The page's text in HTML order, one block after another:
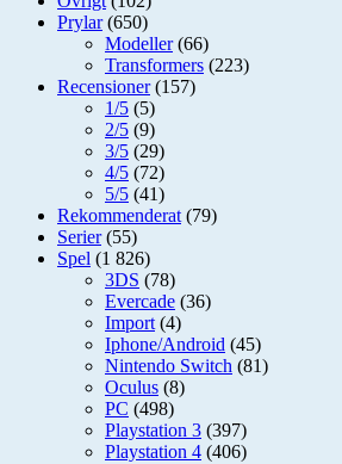
Prylar(650)
Modeller(66)
Transformers (223)
Recensioner(157)
1/5 (5)
2/5 (9)
3/5 (29)
4/5 (72)
5/5 (41)
Rekommenderat (79)
Serier(55)
Spel (1 826)
3DS (78)
Evercade (36)
Import (4)
Iphone/Android (45)
Nintendo Switch (81)
Oculus (8)
PC (498)
Playstation 3 (397)
Playstation 4 (406)